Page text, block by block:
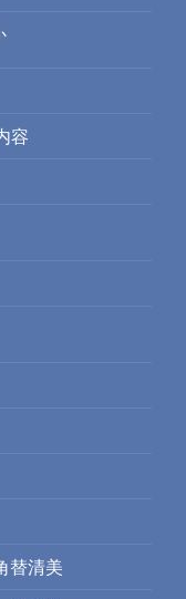
容
替清美